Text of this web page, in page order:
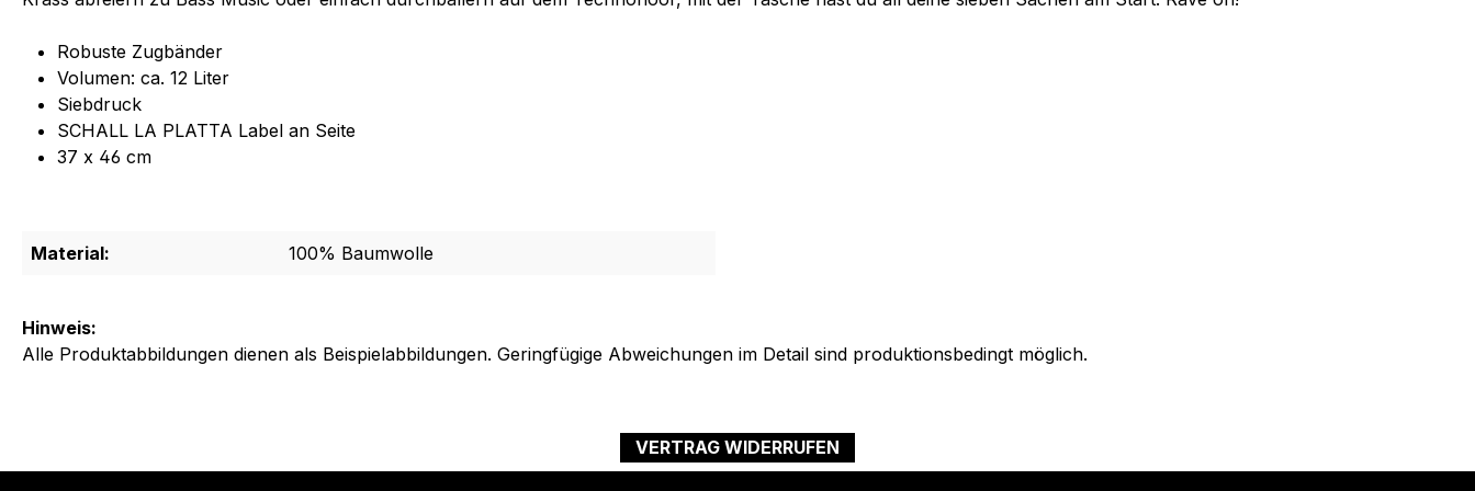
Hinweis:
Alle Produktabbildungen dienen als Beispielabbildungen. Geringfügige Abweichungen im Detail sind produktionsbedingt möglich.
Robuste Zugbänder
Volumen: ca. 12 Liter
Siebdruck
SCHALL LA PLATTA Label an Seite
37 x 46 cm
Material: 100% Baumwolle
VERTRAG WIDERRUFEN